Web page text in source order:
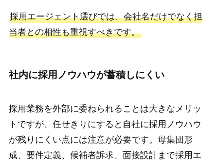
採用エージェント選びでは、会社名だけでなく担
当者との相性も重視すべきです。
社内に採用ノウハウが蓄積しにくい
採用業務を外部に委ねられることは大きなメリッ
トですが、任せきりにすると自社に採用ノウハウ
が残りにくい点には注意が必要です。母集団形
成、要件定義、候補者訴求、面接設計まで採用エ